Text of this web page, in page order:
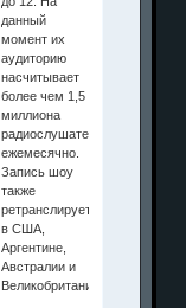
данный
момент их
аудиторию
насчитывает
более чем 1,5
миллиона
радиослушателей
ежемесячно.
Запись шоу
также
ретранслируется
в США,
Аргентине,
Австралии и
Великобритании.